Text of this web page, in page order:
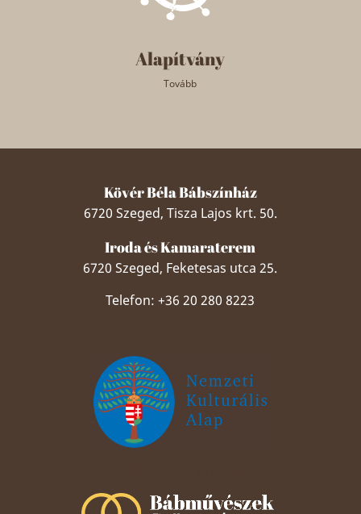
Alapítvány
Tovább
Kövér Béla Bábszínház
6720 Szeged, Tisza Lajos krt. 50.
Iroda és Kamaraterem
6720 Szeged, Feketesas utca 25.
Telefon: +36 20 280 8223